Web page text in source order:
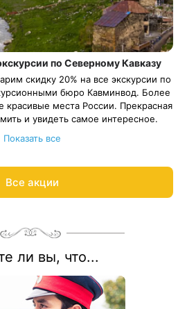
по Северному Кавказу
скидку 20% на все экскурсии по
бюро Кавминвод. Более
красивые места России. Прекрасная
и увидеть самое интересное.
заботой, Курорт26.ру
Показать все
Все акции
ли вы, что...